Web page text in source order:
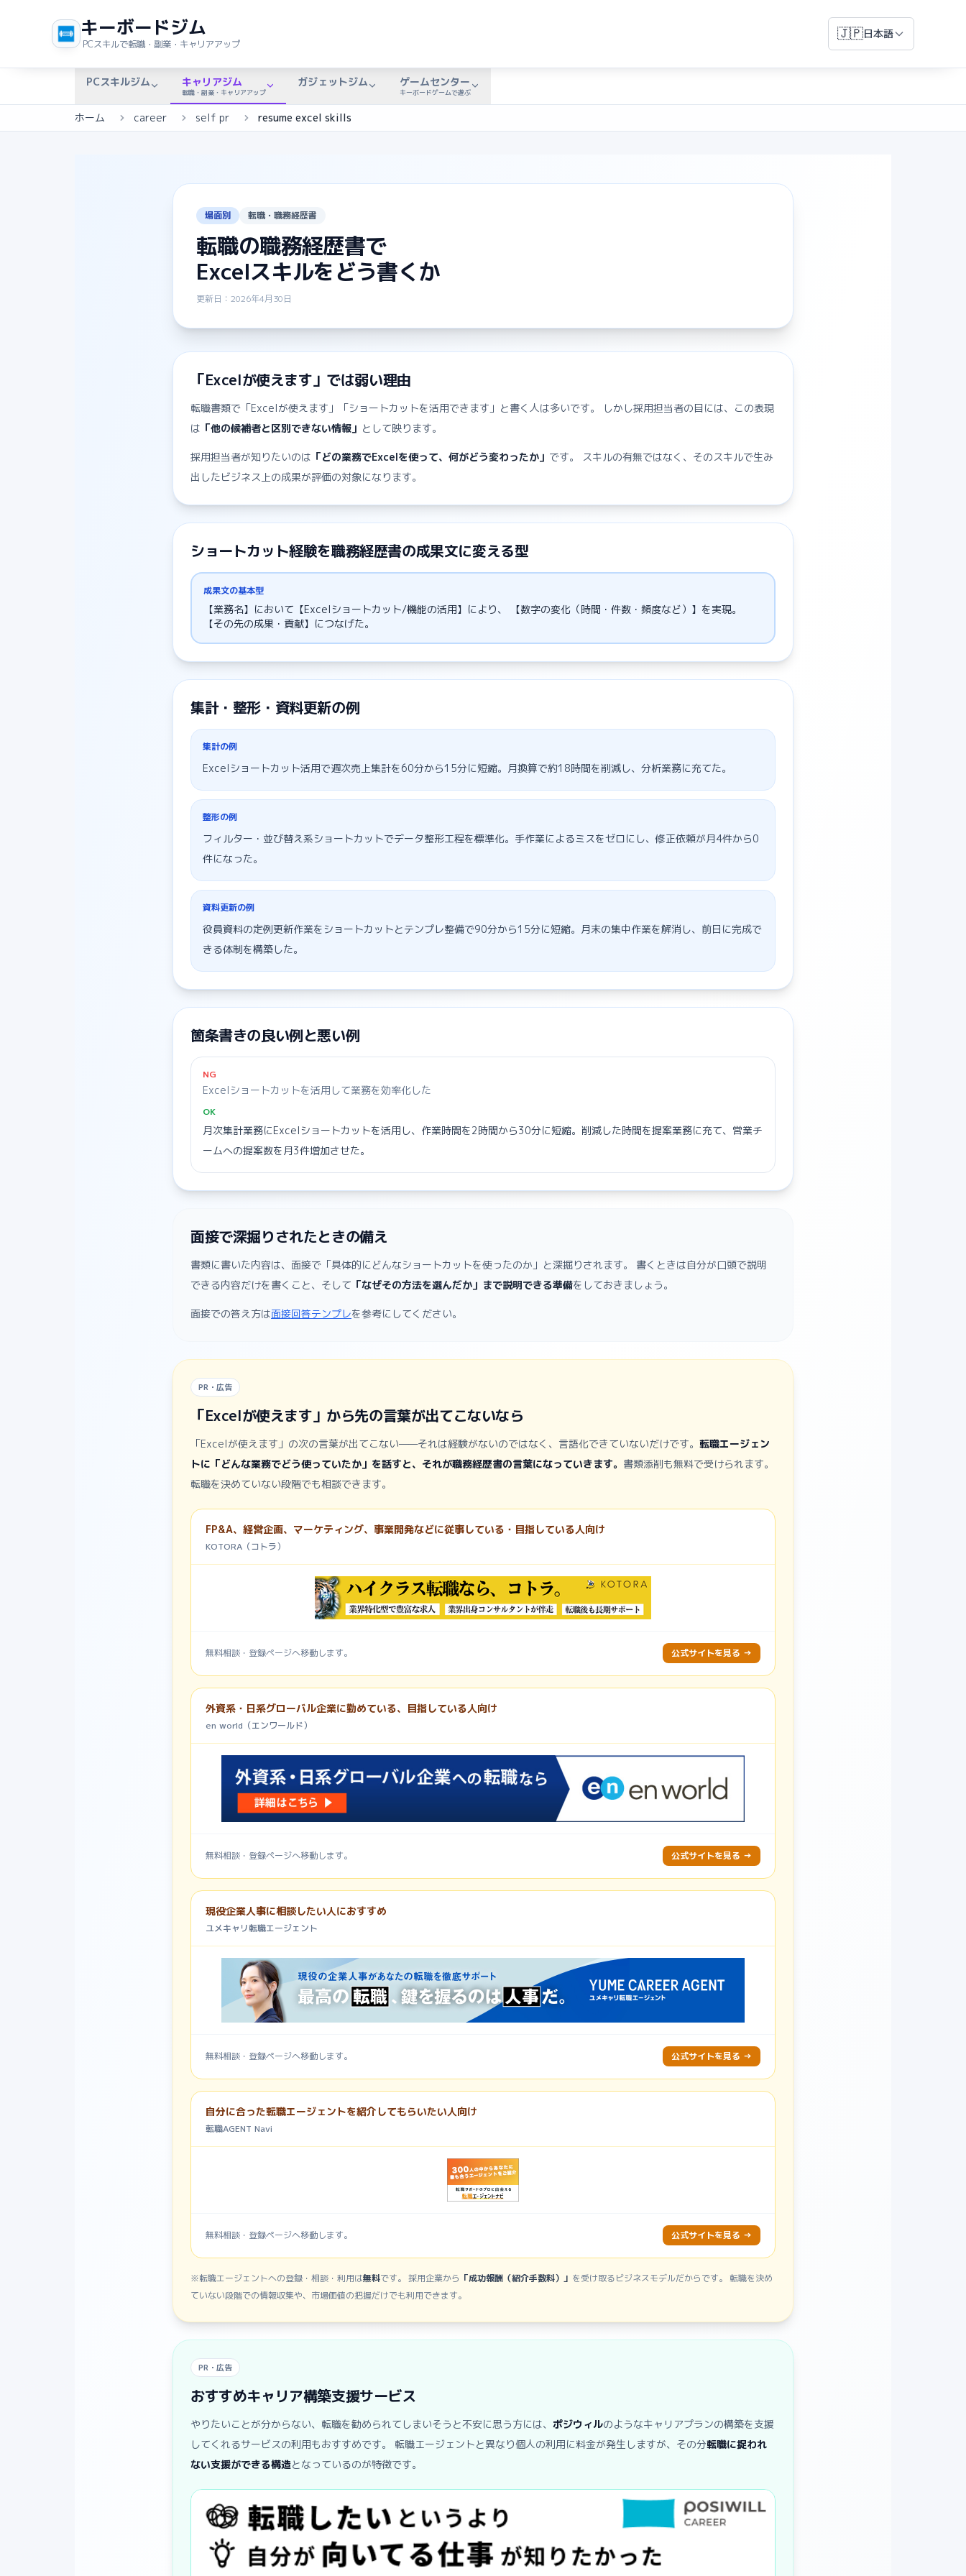
キーボードジム
PCスキルで転職・副業・キャリアアップ
🇯🇵日本語
PCスキルジム キャリアジム
転職・副業・キャリアアップ
ガジェットジム ゲームセンター
キーボードゲームで遊ぶ
ホーム career self pr resume excel skills
場面別 転職・職務経歴書
転職の職務経歴書で
Excelスキルをどう書くか
更新日：2026年4月30日
「Excelが使えます」では弱い理由
転職書類で「Excelが使えます」「ショートカットを活用できます」と書く人は多いです。 しかし採用担当者の目には、この表現
は 「他の候補者と区別できない情報」 として映ります。
採用担当者が知りたいのは 「どの業務でExcelを使って、何がどう変わったか」 です。 スキルの有無ではなく、そのスキルで生み
出したビジネス上の成果が評価の対象になります。
ショートカット経験を職務経歴書の成果文に変える型
成果文の基本型
【業務名】において【Excelショートカット/機能の活用】により、 【数字の変化（時間・件数・頻度など）】を実現。
【その先の成果・貢献】につなげた。
集計・整形・資料更新の例
集計の例
Excelショートカット活用で週次売上集計を60分から15分に短縮。月換算で約18時間を削減し、分析業務に充てた。
整形の例
フィルター・並び替え系ショートカットでデータ整形工程を標準化。手作業によるミスをゼロにし、修正依頼が月4件から0
件になった。
資料更新の例
役員資料の定例更新作業をショートカットとテンプレ整備で90分から15分に短縮。月末の集中作業を解消し、前日に完成で
きる体制を構築した。
箇条書きの良い例と悪い例
NG
Excelショートカットを活用して業務を効率化した
OK
月次集計業務にExcelショートカットを活用し、作業時間を2時間から30分に短縮。削減した時間を提案業務に充て、営業チ
ームへの提案数を月3件増加させた。
面接で深掘りされたときの備え
書類に書いた内容は、面接で「具体的にどんなショートカットを使ったのか」と深掘りされます。 書くときは自分が口頭で説明
できる内容だけを書くこと、そして 「なぜその方法を選んだか」まで説明できる準備をしておきましょう。
面接での答え方は面接回答テンプレを参考にしてください。
PR・広告
「Excelが使えます」から先の言葉が出てこないなら
「Excelが使えます」の次の言葉が出てこない——それは経験がないのではなく、言語化できていないだけです。 転職エージェン
トに「どんな業務でどう使っていたか」を話すと、それが職務経歴書の言葉になっていきます。 書類添削も無料で受けられます。
転職を決めていない段階でも相談できます。
FP&A、経営企画、マーケティング、事業開発などに従事している・目指している人向け
KOTORA（コトラ）
無料相談・登録ページへ移動します。 公式サイトを見る →
外資系・日系グローバル企業に勤めている、目指している人向け
en world（エンワールド）
無料相談・登録ページへ移動します。 公式サイトを見る →
現役企業人事に相談したい人におすすめ
ユメキャリ転職エージェント
無料相談・登録ページへ移動します。 公式サイトを見る →
自分に合った転職エージェントを紹介してもらいたい人向け
転職AGENT Navi
無料相談・登録ページへ移動します。 公式サイトを見る →
※転職エージェントへの登録・相談・利用は無料です。 採用企業から 「成功報酬（紹介手数料）」 を受け取るビジネスモデルだからです。 転職を決め
ていない段階での情報収集や、市場価値の把握だけでも利用できます。
PR・広告
おすすめキャリア構築支援サービス
やりたいことが分からない、転職を勧められてしまいそうと不安に思う方には、 ポジウィルのようなキャリアプランの構築を支援
してくれるサービスの利用もおすすめです。 転職エージェントと異なり個人の利用に料金が発生しますが、その分転職に捉われ
ない支援ができる構造となっているのが特徴です。